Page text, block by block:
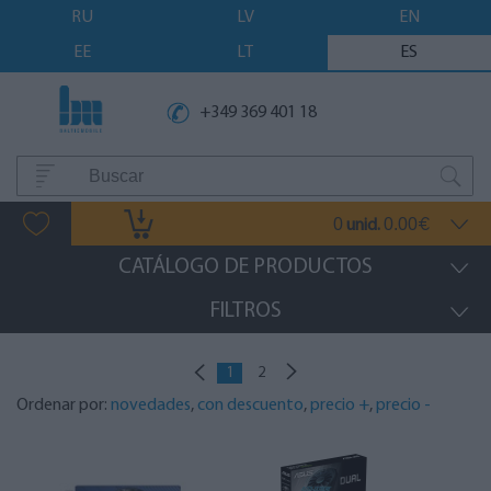
RU LV
EN
EE
LT ES
+349 369 401 18
0 unid. 0.00€
CATÁLOGO DE PRODUCTOS
FILTROS
1 2
Ordenar por: novedades, con descuento, precio +, precio -